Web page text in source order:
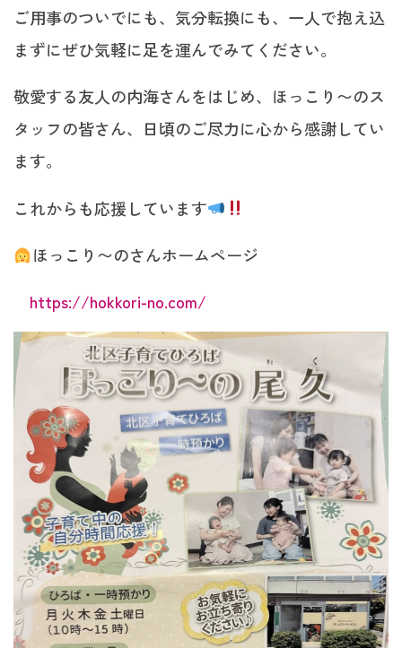
ご用事のついでにも、気分転換にも、一人で抱え込
まずにぜひ気軽に足を運んでみてください。
敬愛する友人の内海さんをはじめ、ほっこり〜のス
タッフの皆さん、日頃のご尽力に心から感謝してい
ます。
これからも応援しています
ほっこり〜のさんホームページ
https://hokkori-no.com/